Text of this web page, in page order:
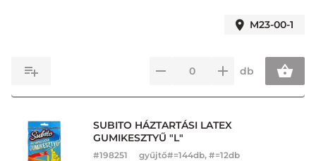
M23-00-1
db
SUBITO HÁZTARTÁSI LATEX
GUMIKESZTYŰ "L"
#198251 gyűjtő#=144db, #=12db